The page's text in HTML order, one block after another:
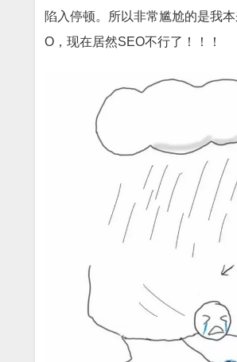
陷入停顿。所以非常尴尬的是我
O，现在居然SEO不行了！！！